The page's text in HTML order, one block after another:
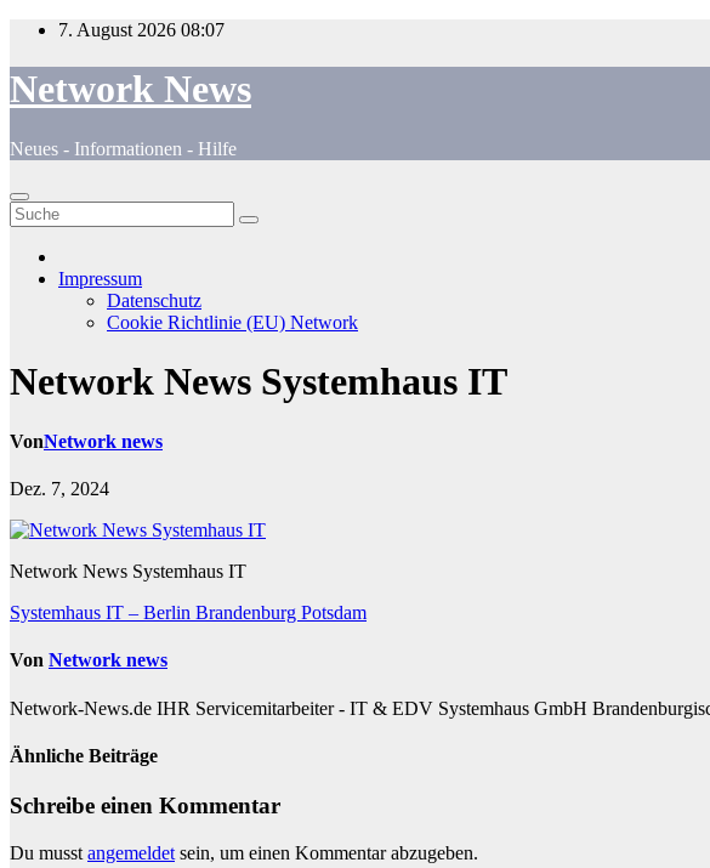
Zum
springen
7. August 2026 08:07
Network News
Neues - Informationen - Hilfe
Impressum
Datenschutz
Cookie Richtlinie (EU) Network
Network News Systemhaus IT
VonNetwork news
Dez. 7, 2024
Network News Systemhaus IT
Beitragsnavigation
Systemhaus IT – Berlin Brandenburg Potsdam
Von Network news
Network-News.de IHR Servicemitarbeiter - IT & EDV Systemhaus GmbH
Ähnliche Beiträge
Schreibe einen Kommentar
Du musst angemeldet sein, um einen Kommentar abzugeben.